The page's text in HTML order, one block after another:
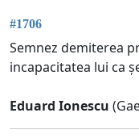
#1706
Semnez demiterea
incapacitatea lui ca
Eduard Ionescu